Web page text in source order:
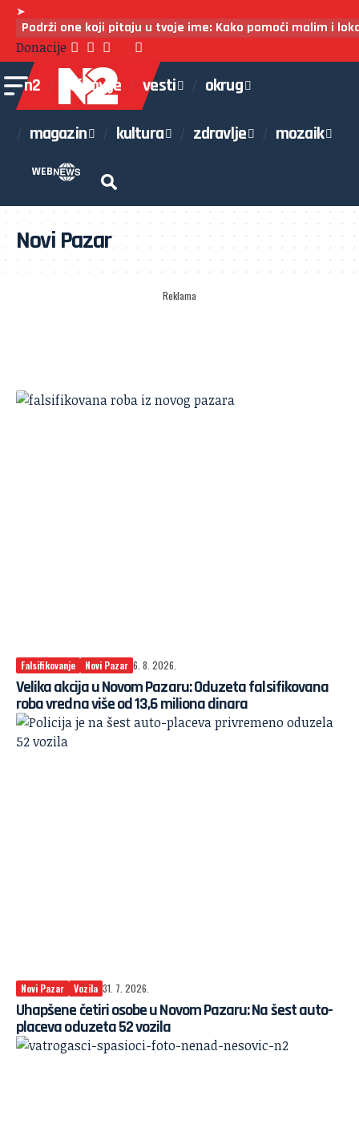
➤
Podrži one koji pitaju u tvoje ime: Kako pomoći malim i
Donacije
n2 najnovije vesti okrug
magazin kultura zdravlje mozaik
WEB
Novi Pazar
Reklama
Falsifikovanje Novi Pazar 6. 8. 2026.
Velika akcija u Novom Pazaru: Oduzeta falsifikovana
roba vredna više od 13,6 miliona dinara
Novi Pazar Vozila 31. 7. 2026.
Uhapšene četiri osobe u Novom Pazaru: Na šest auto-
placeva oduzeta 52 vozila